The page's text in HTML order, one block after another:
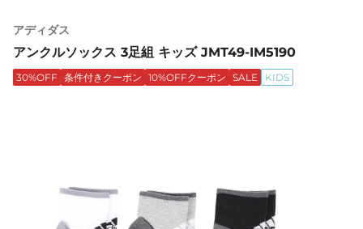
アディダス
アンクルソックス 3足組 キッズ JMT49-IM5190
30%OFF 条件付きクーポン 10%OFFクーポン SALE KIDS